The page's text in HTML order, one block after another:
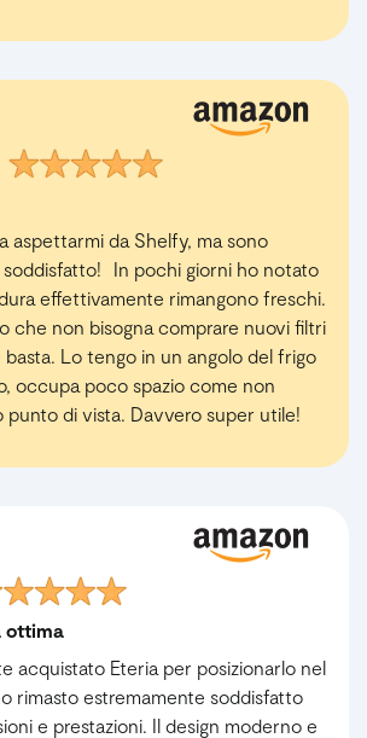
aspettarmi da Shelfy, ma sono
soddisfatto! In pochi giorni ho notato
effettivamente rimangono freschi.
che non bisogna comprare nuovi filtri
basta. Lo tengo in un angolo del frigo
occupa poco spazio come non
punto di vista. Davvero super utile!
ottima
acquistato Eteria per posizionarlo nel
rimasto estremamente soddisfatto
e prestazioni. Il design moderno e